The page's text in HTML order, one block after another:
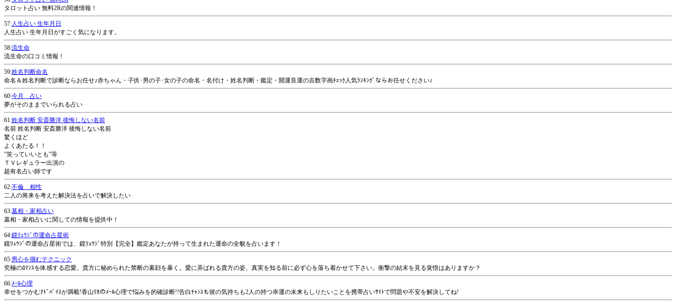
タロット占い 無料2Rの関連情報！
57:人生占い 生年月日
人生占い 生年月日がすごく気になります。
58:流生命
流生命の口コミ情報！
59:姓名判断命名
命名＆姓名判断で診断ならお任せ♪赤ちゃん・子供･男の子･女の子の命名・名付け・姓名判断・鑑定・開運良運の吉数字画ﾁｪｯｸ人気ﾗﾝｷﾝｸﾞならお任せください♪
60:今月 占い
夢がそのままでいられる占い
61:姓名判断 安斎勝洋 後悔しない名前
名前 姓名判断 安斎勝洋 後悔しない名前
驚くほど
よくあたる！！
”笑っていいとも”等
ＴＶレギュラー出演の
超有名占い師です
62:不倫 相性
二人の将来を考えた解決法を占いで解決したい
63:墓相・家相占い
墓相・家相占いに関しての情報を提供中！
64:鏡ﾘｭｳｼﾞの運命占星術
鏡ﾘｭｳｼﾞの運命占星術では、鏡ﾘｭｳｼﾞ特別【完全】鑑定あなたが持って生まれた運命の全貌を占います！
65:男心を掴むテクニック
究極のﾛﾏﾝｽを体感する恋愛。貴方に秘められた禁断の素顔を暴く。愛に弄ばれる貴方の姿、真実を知る前に必ず心を落ち着かせて下さい。衝撃の結末を見る覚悟はありますか？
66:ﾒｰﾙ心理
幸せをつかむｱﾄﾞﾊﾞｲｽが満載!香山ﾘｶのﾒｰﾙ心理で悩みを的確診断!!告白ﾁｬﾝｽも彼の気持ちも2人の持つ幸運の未来もしりたいことを携帯占いｻｲﾄで問題や不安を解決してね!